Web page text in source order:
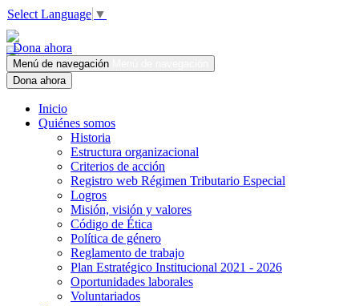
Select Language ▼
Dona ahora
Menú de navegación
Dona ahora
Inicio
Quiénes somos
Historia
Estructura organizacional
Criterios de acción
Registro web Régimen Tributario Especial
Logros
Misión, visión y valores
Código de Ética
Política de género
Reglamento de trabajo
Plan Estratégico Institucional 2021 - 2026
Oportunidades laborales
Voluntariados